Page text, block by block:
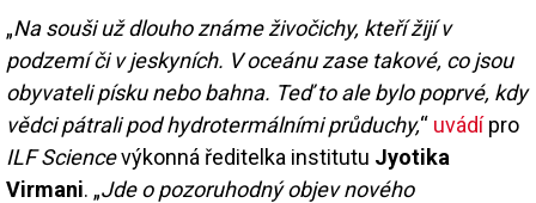
„Na souši už dlouho známe živočichy, kteří žijí v
podzemí či v jeskyních. V oceánu zase takové, co jsou
obyvateli písku nebo bahna. Teď to ale bylo poprvé, kdy
vědci pátrali pod hydrotermálními průduchy,“ uvádípro
ILF Sciencevýkonná ředitelka institutu Jyotika
Virmani. „Jde o pozoruhodný objev nového